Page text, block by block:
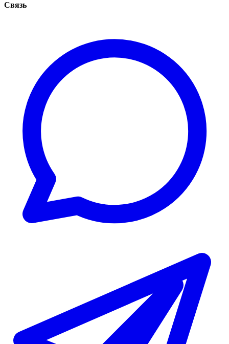
Связь